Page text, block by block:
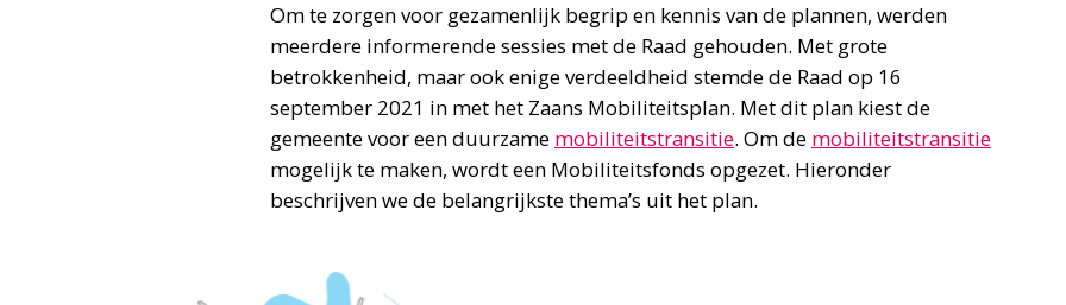
Om te zorgen voor gezamenlijk begrip en kennis van de plannen, werden
meerdere informerende sessies met de Raad gehouden. Met grote
betrokkenheid, maar ook enige verdeeldheid stemde de Raad op 16
september 2021 in met het Zaans Mobiliteitsplan. Met dit plan kiest de
gemeente voor een duurzame mobiliteitstransitie. Om de mobiliteitstransitie
mogelijk te maken, wordt een Mobiliteitsfonds opgezet. Hieronder
beschrijven we de belangrijkste thema’s uit het plan.